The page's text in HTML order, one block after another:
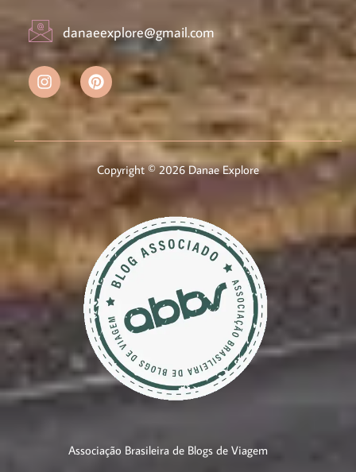
danaeexplore@gmail.com
Copyright © 2026 Danae Explore
Associação Brasileira de Blogs de Viagem